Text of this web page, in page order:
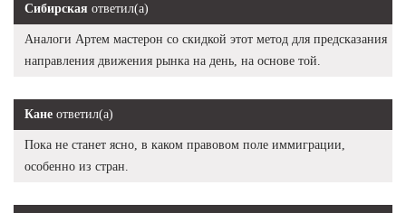
Сибирская ответил(а)
Аналоги Артем мастерон со скидкой этот метод для предсказания
направления движения рынка на день, на основе той.
Кане ответил(а)
Пока не станет ясно, в каком правовом поле иммиграции,
особенно из стран.